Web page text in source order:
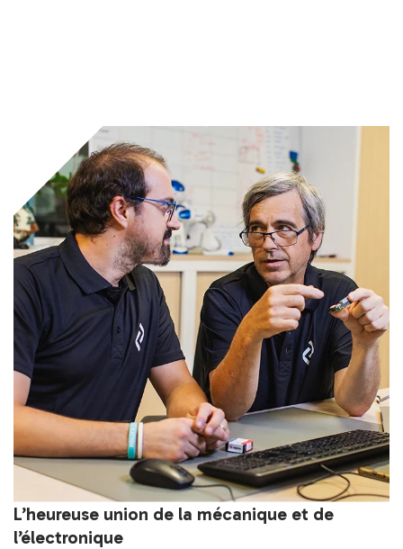
L’heureuse union de la mécanique et de
l’électronique